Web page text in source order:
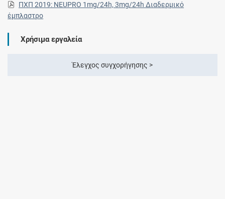
ΠΧΠ 2019: NEUPRO 1mg/24h, 3mg/24h Διαδερμικό
έμπλαστρο
Χρήσιμα εργαλεία
Έλεγχος συγχορήγησης >